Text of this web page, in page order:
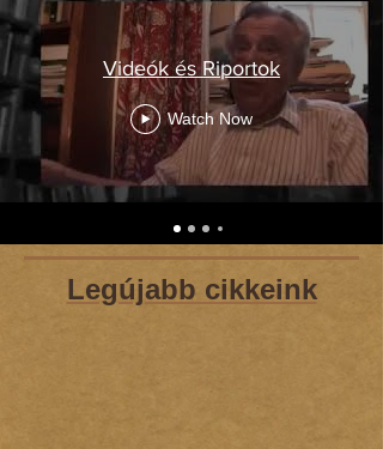
Videók és Riportok
Watch Now
Legújabb cikkeink